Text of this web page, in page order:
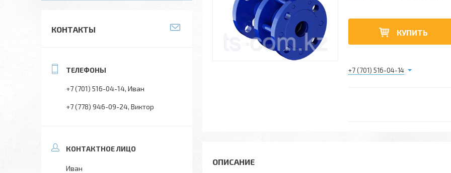
КУПИТЬ
+7 (701) 516-04-14
КОНТАКТЫ
+7 (701) 516-04-14 Иван
+7 (778) 946-09-24 Виктор
Иван